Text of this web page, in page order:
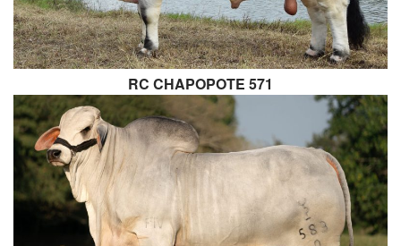
RC CHAPOPOTE 571